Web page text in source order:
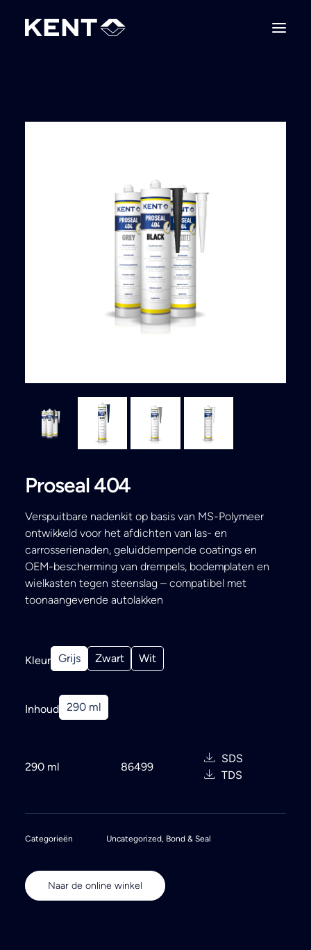
Proseal 404
Verspuitbare nadenkit op basis van MS-Polymeer
ontwikkeld voor het afdichten van las- en
carrosserienaden, geluiddempende coatings en
OEM-bescherming van drempels, bodemplaten en
wielkasten tegen steenslag – compatibel met
toonaangevende autolakken
Kleur Grijs Zwart Wit
Inhoud 290 ml
290 ml 86499
SDS
TDS
Categorieën Uncategorized, Bond & Seal
Naar de online winkel